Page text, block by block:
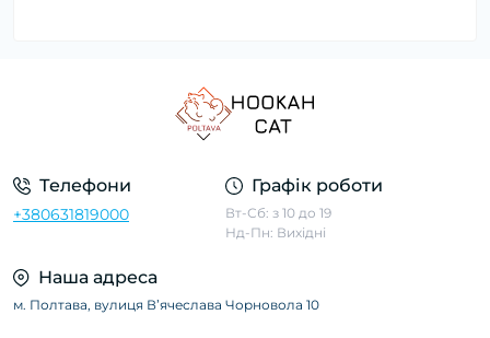
Телефони
+380631819000
Графік роботи
Вт-Сб: з 10 до 19
Нд-Пн: Вихідні
Наша адреса
м. Полтава, вулиця Вʼячеслава Чорновола 10